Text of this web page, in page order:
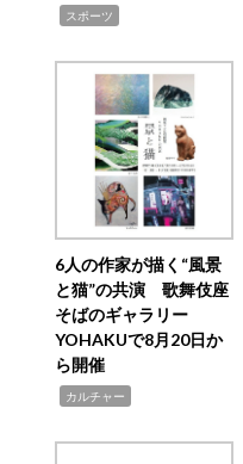
スポーツ
6人の作家が描く“風景
と猫”の共演 歌舞伎座
そばのギャラリー
YOHAKUで8月20日か
ら開催
カルチャー